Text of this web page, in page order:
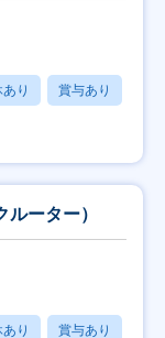
り 賞与あり
ルーター）
り 賞与あり